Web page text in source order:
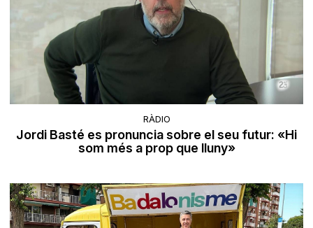
RÀDIO
Jordi Basté es pronuncia sobre el seu futur: «Hi
som més a prop que lluny»